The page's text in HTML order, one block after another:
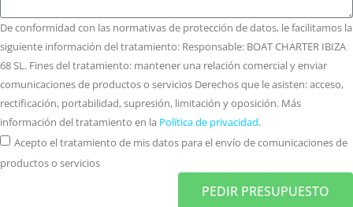
De conformidad con las normativas de protección de datos, le facilitamos la
siguiente información del tratamiento: Responsable: BOAT CHARTER IBIZA
68 SL. Fines del tratamiento: mantener una relación comercial y enviar
comunicaciones de productos o servicios Derechos que le asisten: acceso,
rectificación, portabilidad, supresión, limitación y oposición. Más
información del tratamiento en la Política de privacidad.
Acepto el tratamiento de mis datos para el envío de comunicaciones de
productos o servicios
PEDIR PRESUPUESTO